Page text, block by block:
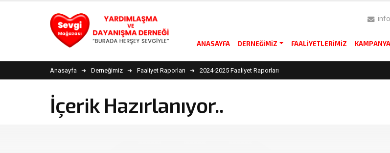
ANASAYFA DERNEĞIMIZ FAALIYETLERIMIZ
Anasayfa Derneğimiz Faaliyet Raporları 2024-2025 Faaliyet Raporları
İçerik Hazırlanıyor..